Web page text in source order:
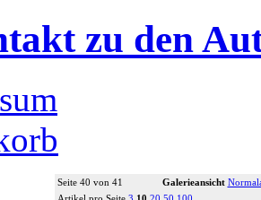
zu den
Seite 40 von 41 Galerieansicht